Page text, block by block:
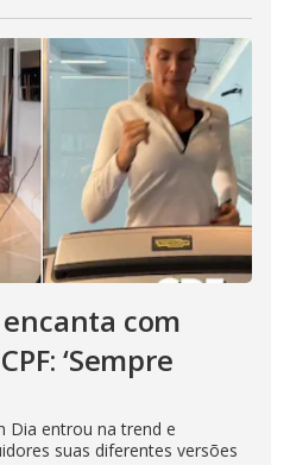
com
‘Sempre
Dia entrou na trend e
suas diferentes versões